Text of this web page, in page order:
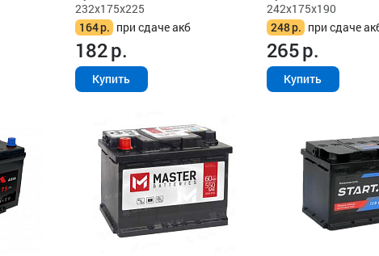
232x175x225
164р. при сдаче акб
182р.
Купить
242x175x190
248р. при сдаче
265р.
Купить